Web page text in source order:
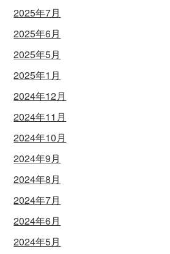
2025年7月
2025年6月
2025年5月
2025年1月
2024年12月
2024年11月
2024年10月
2024年9月
2024年8月
2024年7月
2024年6月
2024年5月